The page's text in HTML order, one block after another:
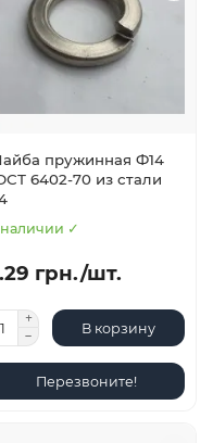
пружинная Ф14
6402-70 из стали
✓
грн./шт.
В корзину
Перезвоните!